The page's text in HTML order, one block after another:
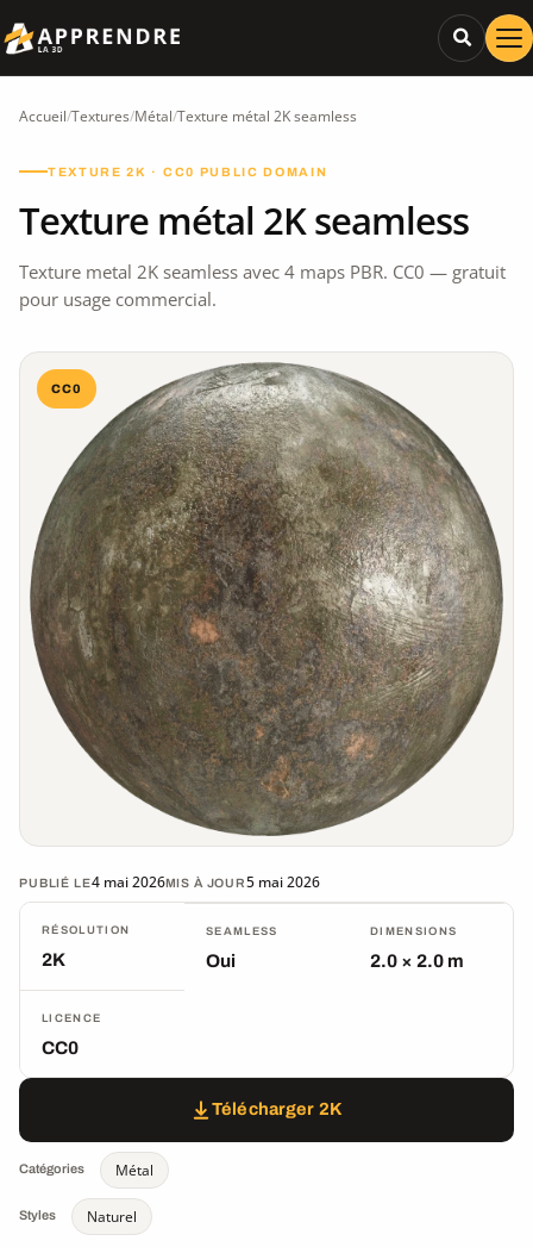
Accueil/Textures/Métal/Texture métal 2K seamless
TEXTURE 2K · CC0 PUBLIC DOMAIN
Texture métal 2K seamless
Texture metal 2K seamless avec 4 maps PBR. CC0 — gratuit
pour usage commercial.
CC0
PUBLIÉ LE4 mai 2026MIS À JOUR5 mai 2026
RÉSOLUTION
2K
SEAMLESS
Oui
DIMENSIONS
2.0 × 2.0 m
LICENCE
CC0
Télécharger 2K
Catégories Métal
Styles Naturel